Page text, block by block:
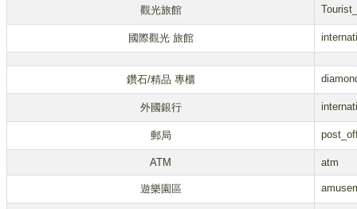
觀光旅館
國際觀光 旅館
鑽石/精品 專櫃
外國銀行
郵局
ATM atm
遊樂園區